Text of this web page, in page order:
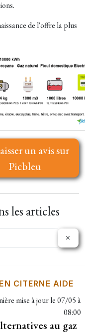
de l'offre la plus
un avis sur
Picbleu
les articles
CITERNE AIDE
mise à jour le07/05 à
08:00
au gaz